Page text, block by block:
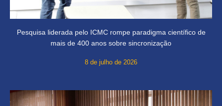
Pesquisa liderada pelo ICMC rompe paradigma científico de
mais de 400 anos sobre sincronização
8 de julho de 2026